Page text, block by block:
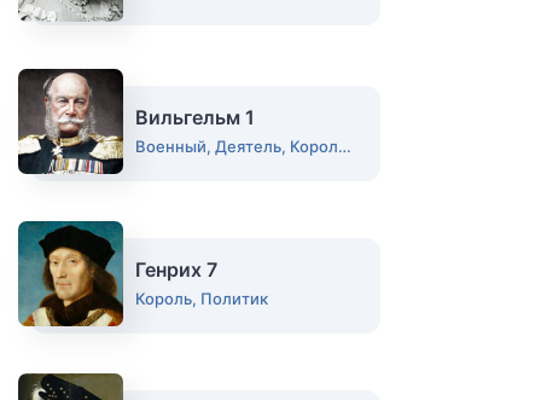
Вильгельм 1
Военный, Деятель, Король, Политик, Полководец
Генрих 7
Король, Политик